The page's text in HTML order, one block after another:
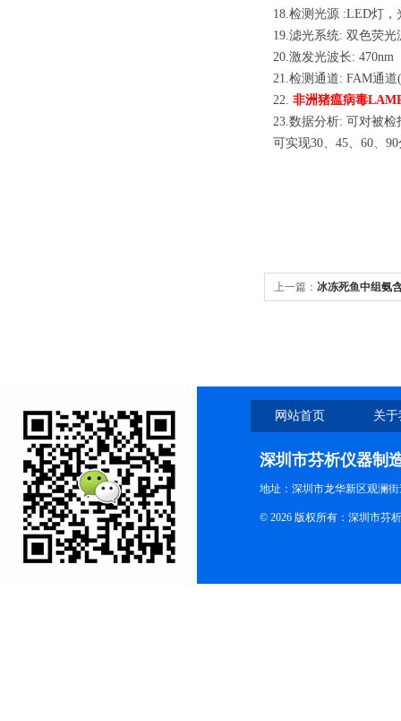
18.检测光源 :LED灯，
19.滤光系统: 双色荧光
20.激发光波长:
21.检测通道: FAM通道
22. 非洲猪瘟病毒
23.数据分析: 可对被检
可实现30、45、60、
上一篇： 冰冻死鱼中组氨
网站首页 关
深圳市芬析仪器制
地址：深圳市龙华新区观澜
© 2026 版权所有：深圳市芬